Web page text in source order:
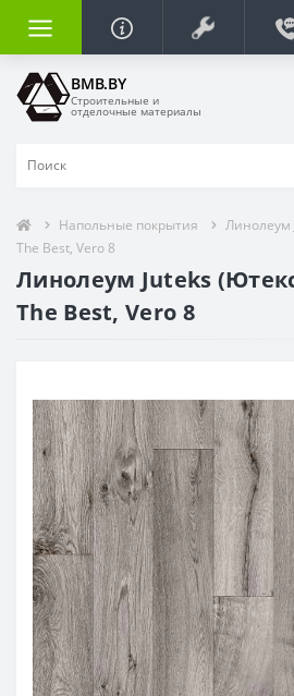
BMB.BY
Строительные и
отделочные материалы
Напольные покрытия
Линолеум
The Best, Vero 8
Линолеум Juteks
The Best, Vero 8